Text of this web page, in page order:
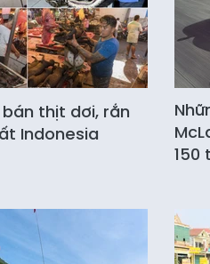
bán thịt dơi, rắn
Indonesia
150